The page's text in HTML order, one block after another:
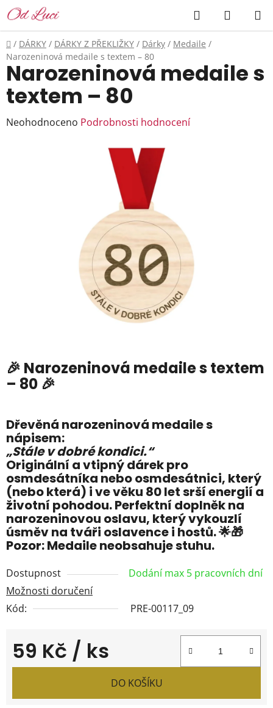
Přejít
na
obsah
Hledat
KOŠÍK
Domů
/ DÁRKY / DÁRKY Z PŘEKLIŽKY / Dárky / Medaile /
Narozeninová medaile s textem – 80
🎉 Narozeninová medaile s textem
– 80 🎉
Dřevěná narozeninová medaile s
nápisem:
„Stále v dobré kondici.“
Originální a vtipný dárek pro
osmdesátníka nebo osmdesátnici, který
(nebo která) i ve věku 80 let srší energií a
životní pohodou. Perfektní doplněk na
narozeninovou oslavu, který vykouzlí
úsměv na tváři oslavence i hostů. 🌟🎁
Pozor:Medaileneobsahuje stuhu.
Dostupnost
Dodání max 5 pracovních dní
Možnosti doručení
Kód:
PRE-00117_09
59 Kč / ks
Měrná cena:
DO KOŠÍKU
Narozeninová medaile s
textem – 80
Průměrné
Neohodnoceno Podrobnosti hodnocení